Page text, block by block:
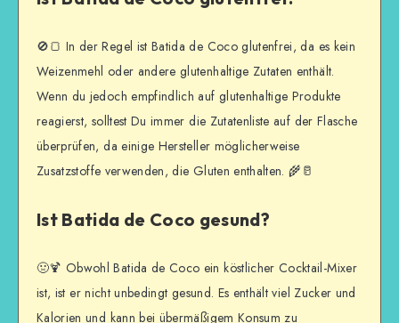
🚫🍞 In der Regel ist Batida de Coco glutenfrei, da es kein
Weizenmehl oder andere glutenhaltige Zutaten enthält.
Wenn du jedoch empfindlich auf glutenhaltige Produkte
reagierst, solltest Du immer die Zutatenliste auf der Flasche
überprüfen, da einige Hersteller möglicherweise
Zusatzstoffe verwenden, die Gluten enthalten. 🌾🥛
Ist Batida de Coco gesund?
🤢🍹 Obwohl Batida de Coco ein köstlicher Cocktail-Mixer
ist, ist er nicht unbedingt gesund. Es enthält viel Zucker und
Kalorien und kann bei übermäßigem Konsum zu